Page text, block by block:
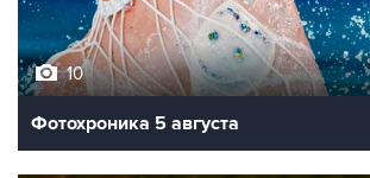
10
Фотохроника 5 августа